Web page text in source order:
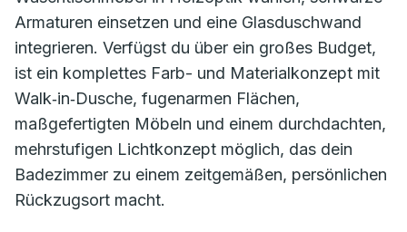
Armaturen einsetzen und eine Glasduschwand
integrieren. Verfügst du über ein großes Budget,
ist ein komplettes Farb- und Materialkonzept mit
Walk‑in‑Dusche, fugenarmen Flächen,
maßgefertigten Möbeln und einem durchdachten,
mehrstufigen Lichtkonzept möglich, das dein
Badezimmer zu einem zeitgemäßen, persönlichen
Rückzugsort macht.